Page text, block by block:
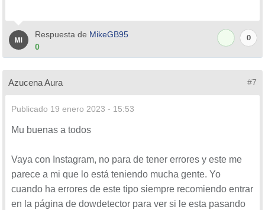
Respuesta de MikeGB95
0
0
Azucena Aura #7
Publicado 19 enero 2023 - 15:53
Mu buenas a todos
Vaya con Instagram, no para de tener errores y este me
parece a mi que lo está teniendo mucha gente. Yo
cuando ha errores de este tipo siempre recomiendo entrar
en la página de dowdetector para ver si le esta pasando